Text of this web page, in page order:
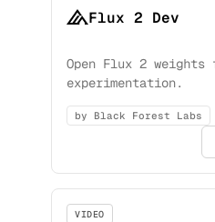
Flux 2 Dev
Open Flux 2 weights
experimentation.
by Black Forest Labs
VIDEO